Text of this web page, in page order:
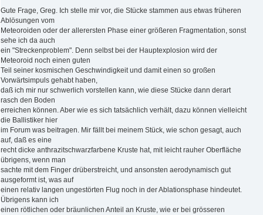
Gute Frage, Greg. Ich stelle mir vor, die Stücke stammen aus etwas früheren
Ablösungen vom
Meteoroiden oder der allerersten Phase einer größeren Fragmentation, sonst
sehe ich da auch
ein "Streckenproblem". Denn selbst bei der Hauptexplosion wird der
Meteoroid noch einen guten
Teil seiner kosmischen Geschwindigkeit und damit einen so großen
Vorwärtsimpuls gehabt haben,
daß ich mir nur schwerlich vorstellen kann, wie diese Stücke dann derart
rasch den Boden
erreichen können. Aber wie es sich tatsächlich verhält, dazu können vielleicht
die Ballistiker hier
im Forum was beitragen. Mir fällt bei meinem Stück, wie schon gesagt, auch
auf, daß es eine
recht dicke anthrazitschwarzfarbene Kruste hat, mit leicht rauher Oberfläche
übrigens, wenn man
sachte mit dem Finger drüberstreicht, und ansonsten aerodynamisch gut
ausgeformt ist, was auf
einen relativ langen ungestörten Flug noch in der Ablationsphase hindeutet.
Übrigens kann ich
einen rötlichen oder bräunlichen Anteil an Kruste, wie er bei grösseren